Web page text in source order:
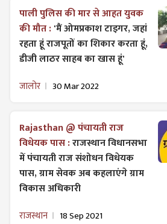
पाली पुलिस की मार से आहत युवक
की मौत :'मैं ओमप्रकाश टाइगर, जहां
रहता हूं राजपूतों का शिकार करता हूं,
डीजी लाठर साहब का खास हूं'
जालोर 30 Mar 2022
Rajasthan @ पंचायती राज
विधेयक पास :राजस्थान विधानसभा
में पंचायती राज ​संशोधन विधेयक
पास, ग्राम सेवक अब कहलाएंगे ग्राम
विकास अधिकारी
राजस्थान 18 Sep 2021